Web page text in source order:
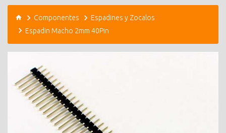
Componentes
Espadines y Zocalos
Espadin Macho 2mm 40Pin